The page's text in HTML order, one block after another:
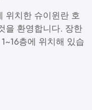
위치한 슈이윈란 호
을 환영합니다. 장한
층에 위치해 있습